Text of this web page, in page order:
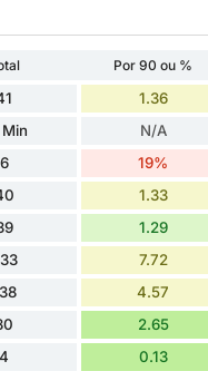
Por 90 ou %
1.36
N/A
6 19%
1.33
1.29
7.72
4.57
2.65
4 0.13